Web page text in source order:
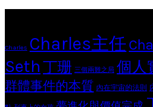
Charles Charles主任
Seth 丁珊 三個兩難之局 個人
群體事件的本質 內在宇宙的法則